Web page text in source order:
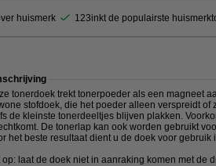
huismerk 123inkt de populairste
tonerdoek trekt tonerpoeder als een magneet
stofdoek, die het poeder alleen verspreidt
de kleinste tonerdeeltjes blijven plakken.
De tonerlap kan ook worden gebruikt
het beste resultaat dient u de doek voor
op: laat de doek niet in aanraking komen met de